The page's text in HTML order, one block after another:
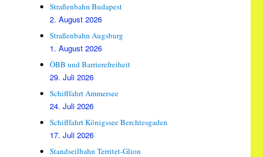
Straßenbahn Budapest
2. August 2026
Straßenbahn Augsburg
1. August 2026
ÖBB und Barrierefreiheit
29. Juli 2026
Schifffahrt Ammersee
24. Juli 2026
Schifffahrt Königssee Berchtesgaden
17. Juli 2026
Standseilbahn Territet-Glion